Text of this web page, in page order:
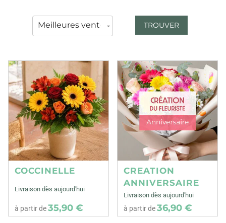
TROUVER
COCCINELLE
Livraison dès aujourd'hui
à partir de35,90 €
CREATION
ANNIVERSAIRE
Livraison dès aujourd'hui
à partir de36,90 €